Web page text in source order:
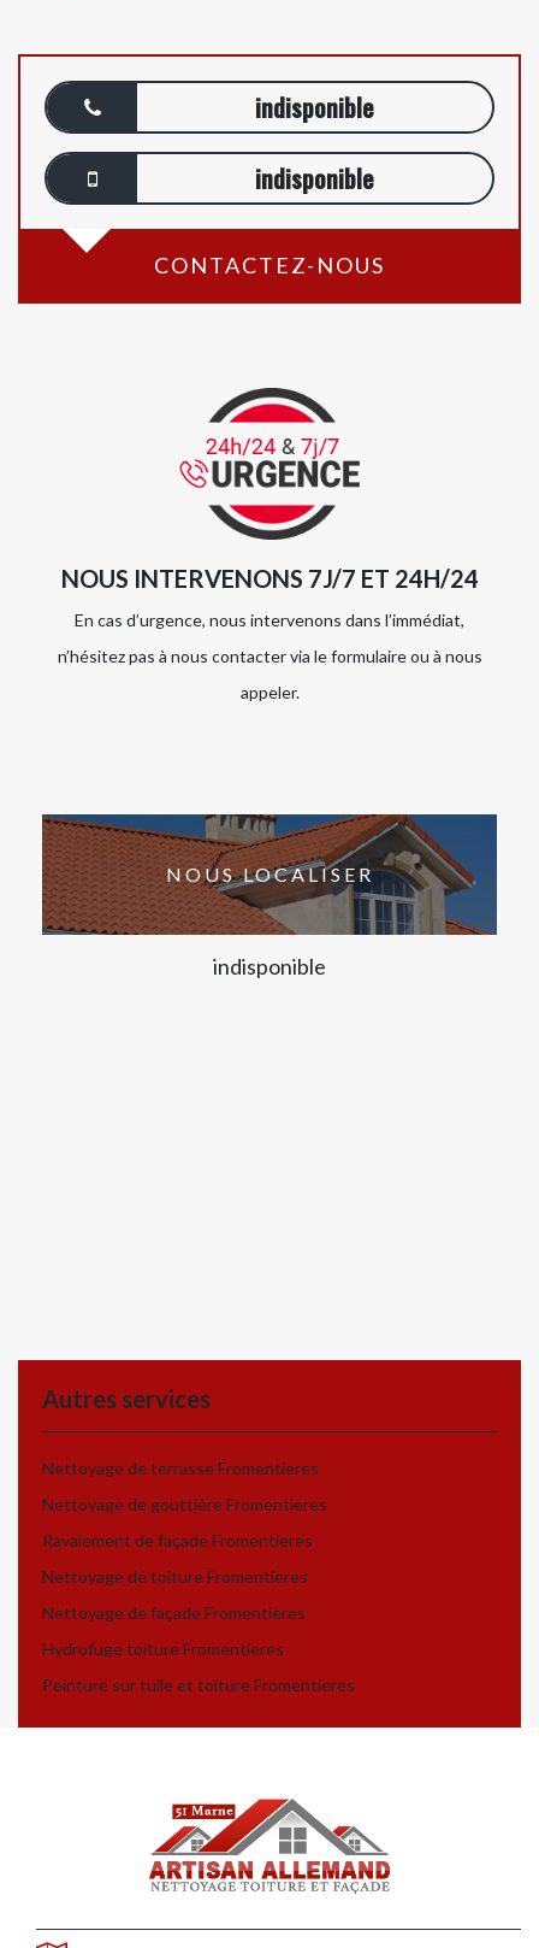
indisponible
indisponible
CONTACTEZ-NOUS
NOUS INTERVENONS 7J/7 ET 24H/24
En cas d’urgence, nous intervenons dans l’immédiat,
n’hésitez pas à nous contacter via le formulaire ou à nous
appeler.
NOUS LOCALISER
indisponible
Autres services
Nettoyage de terrasse Fromentieres
Nettoyage de gouttière Fromentieres
Ravalement de façade Fromentieres
Nettoyage de toiture Fromentieres
Nettoyage de façade Fromentieres
Hydrofuge toiture Fromentieres
Peinture sur tuile et toiture Fromentieres